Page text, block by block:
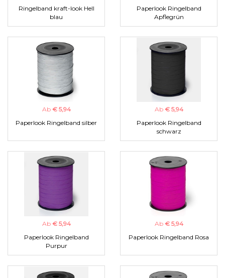
Ringelband kraft-look Hell
blau
Paperlook Ringelband
Apflegrün
Ab € 5,94
Paperlook Ringelband silber
Ab € 5,94
Paperlook Ringelband
schwarz
Ab € 5,94
Paperlook Ringelband
Purpur
Ab € 5,94
Paperlook Ringelband Rosa